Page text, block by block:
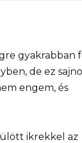
gyakrabban
de ez
engem, és
ikrekkel az